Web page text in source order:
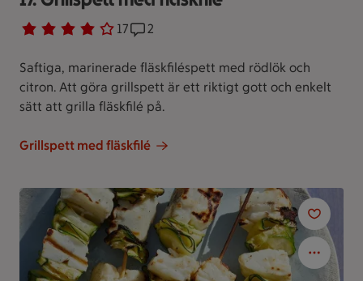
Betyg 3.8 av 5. 17
17 personer har röstatReceptet har 2 kommentarer
2
Saftiga, marinerade fläskfiléspett med rödlök och
citron. Att göra grillspett är ett riktigt gott och enkelt
sätt att grilla fläskfilé på.
Grillspett med fläskfilé